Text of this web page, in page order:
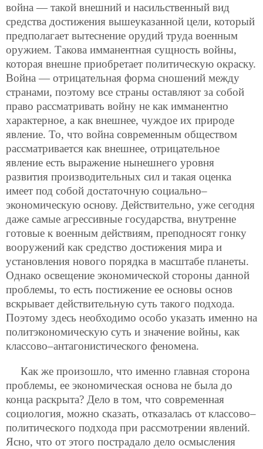
война — такой внешний и насильственный вид
средства достижения вышеуказанной цели, который
предполагает вытеснение орудий труда военным
оружием. Такова имманентная сущность войны,
которая внешне приобретает политическую окраску.
Война — отрицательная форма сношений между
странами, поэтому все страны оставляют за собой
право рассматривать войну не как имманентно
характерное, а как внешнее, чуждое их природе
явление. То, что война современным обществом
рассматривается как внешнее, отрицательное
явление есть выражение нынешнего уровня
развития производительных сил и такая оценка
имеет под собой достаточную социально–
экономическую основу. Действительно, уже сегодня
даже самые агрессивные государства, внутренне
готовые к военным действиям, преподносят гонку
вооружений как средство достижения мира и
установления нового порядка в масштабе планеты.
Однако освещение экономической стороны данной
проблемы, то есть постижение ее основы основ
вскрывает действительную суть такого подхода.
Поэтому здесь необходимо особо указать именно на
политэкономическую суть и значение войны, как
классово–антагонистического феномена.
Как же произошло, что именно главная сторона
проблемы, ее экономическая основа не была до
конца раскрыта? Дело в том, что современная
социология, можно сказать, отказалась от классово–
политического подхода при рассмотрении явлений.
Ясно, что от этого пострадало дело осмысления